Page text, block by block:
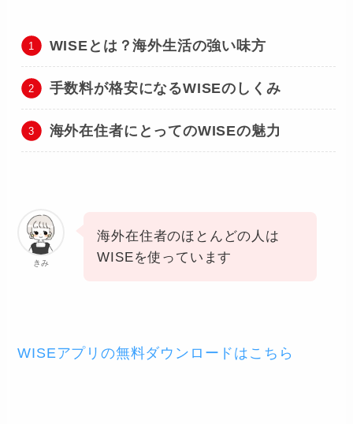
WISEとは？海外生活の強い味方
手数料が格安になるWISEのしくみ
海外在住者にとってのWISEの魅力
きみ
海外在住者のほとんどの人は
WISEを使っています
WISEアプリの無料ダウンロードはこちら